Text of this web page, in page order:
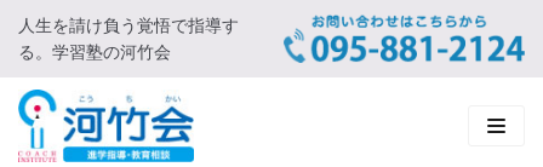
コ
ン
テ
ン
ツ
人生を請け負う覚悟で指導す
る。学習塾の河竹会